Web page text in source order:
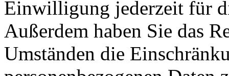
Einwilligung jederzeit für
Außerdem haben Sie das
Umständen die